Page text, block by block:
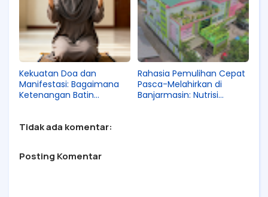
Kekuatan Doa dan
Manifestasi: Bagaimana
Ketenangan Batin
Baru
Rahasia Pemulihan Cepat
Pasca-Melahirkan di
Banjarmasin: Nutrisi
Tidak ada komentar:
Posting Komentar